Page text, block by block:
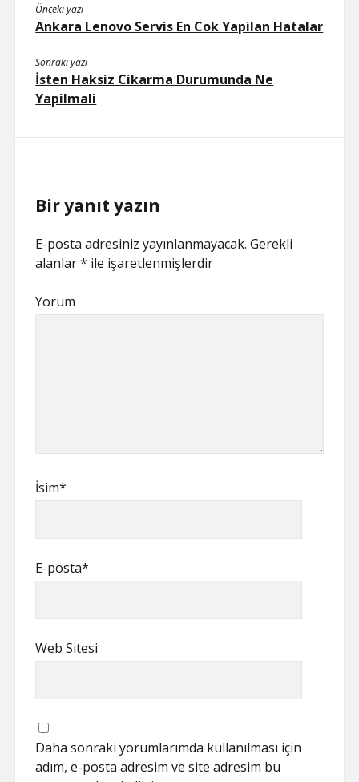
Önceki yazı
Ankara Lenovo Servis En Cok Yapilan Hatalar
Sonraki yazı
İsten Haksiz Cikarma Durumunda Ne
Yapilmali
Bir yanıt yazın
E-posta adresiniz yayınlanmayacak. Gerekli
alanlar* ile işaretlenmişlerdir
Yorum
İsim*
E-posta*
Web Sitesi
Daha sonraki yorumlarımda kullanılması için
adım, e-posta adresim ve site adresim bu